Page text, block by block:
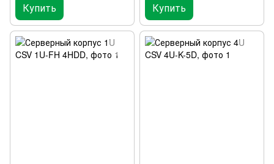
Купить Купить